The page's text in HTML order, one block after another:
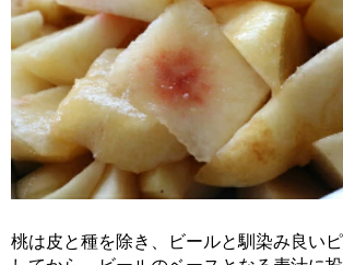
桃は皮と種を除き、ビールと馴染み良い